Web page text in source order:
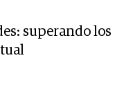
superando los